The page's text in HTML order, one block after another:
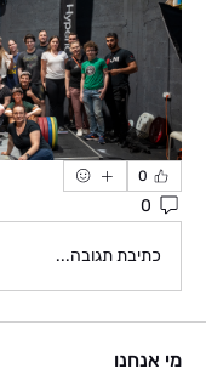
0
0
כתיבת תגובה...
מי אנחנו